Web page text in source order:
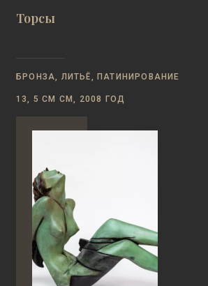
Торсы
БРОНЗА, ЛИТЬЁ, ПАТИНИРОВАНИЕ
13, 5 СМ СМ, 2008 ГОД